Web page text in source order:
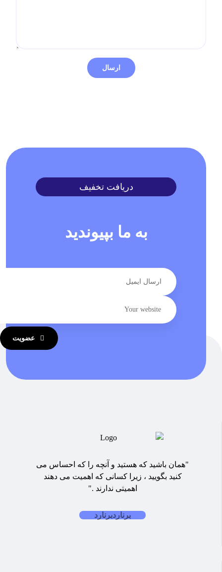
دریافت تخفیف
به ما بپیوندید
عضویت
"همان باشید که هستید و آنچه را که احساس می
کنید بگویید ، زیرا کسانی که اهمیت می دهند
اهمیتی ندارند ."
برناردبرنارد